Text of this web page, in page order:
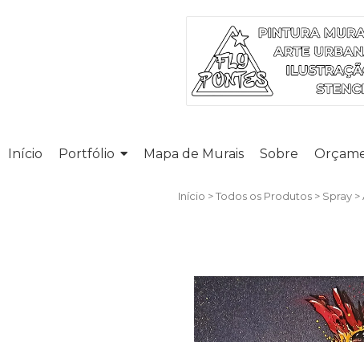
Início Portfólio Mapa de Murais Sobre
Início >Todos os Produtos > Spray >